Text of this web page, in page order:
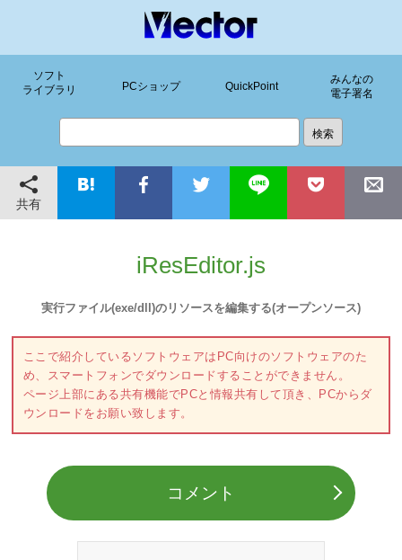
ソフト
ライブラリ
PCショップ QuickPoint
みんなの
電子署名
共有
iResEditor.js
実行ファイル(exe/dll)のリソースを編集する(オープンソース)
ここで紹介しているソフトウェアはPC向けのソフトウェアのた
め、スマートフォンでダウンロードすることができません。
ページ上部にある共有機能でPCと情報共有して頂き、PCからダ
ウンロードをお願い致します。
コメント